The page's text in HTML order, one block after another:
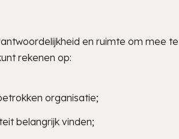
en ruimte om mee
rekenen op:
organisatie;
belangrijk vinden;